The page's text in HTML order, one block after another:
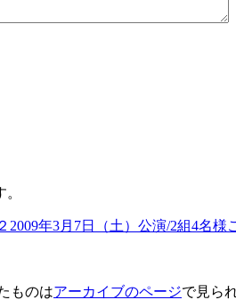
2009年3月7日（土）公演/2組4名
ものはアーカイブのページで見ら